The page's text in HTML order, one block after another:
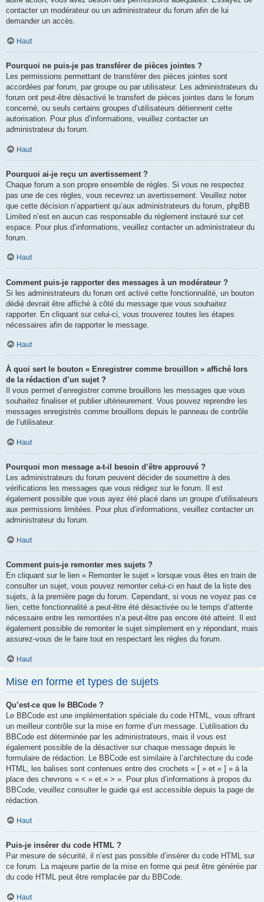
contacter un modérateur ou un administrateur du forum afin de lui
demander un accès.
Haut
Pourquoi ne puis-je pas transférer de pièces jointes ?
Les permissions permettant de transférer des pièces jointes sont
accordées par forum, par groupe ou par utilisateur. Les administrateurs du
forum ont peut-être désactivé le transfert de pièces jointes dans le forum
concerné, ou seuls certains groupes d’utilisateurs détiennent cette
autorisation. Pour plus d’informations, veuillez contacter un
administrateur du forum.
Haut
Pourquoi ai-je reçu un avertissement ?
Chaque forum a son propre ensemble de règles. Si vous ne respectez
pas une de ces règles, vous recevrez un avertissement. Veuillez noter
que cette décision n’appartient qu’aux administrateurs du forum, phpBB
Limited n’est en aucun cas responsable du règlement instauré sur cet
espace. Pour plus d’informations, veuillez contacter un administrateur du
forum.
Haut
Comment puis-je rapporter des messages à un modérateur ?
Si les administrateurs du forum ont activé cette fonctionnalité, un bouton
dédié devrait être affiché à côté du message que vous souhaitez
rapporter. En cliquant sur celui-ci, vous trouverez toutes les étapes
nécessaires afin de rapporter le message.
Haut
À quoi sert le bouton « Enregistrer comme brouillon » affiché lors
de la rédaction d’un sujet ?
Il vous permet d’enregistrer comme brouillons les messages que vous
souhaitez finaliser et publier ultérieurement. Vous pouvez reprendre les
messages enregistrés comme brouillons depuis le panneau de contrôle
de l’utilisateur.
Haut
Pourquoi mon message a-t-il besoin d’être approuvé ?
Les administrateurs du forum peuvent décider de soumettre à des
vérifications les messages que vous rédigez sur le forum. Il est
également possible que vous ayez été placé dans un groupe d’utilisateurs
aux permissions limitées. Pour plus d’informations, veuillez contacter un
administrateur du forum.
Haut
Comment puis-je remonter mes sujets ?
En cliquant sur le lien « Remonter le sujet » lorsque vous êtes en train de
consulter un sujet, vous pouvez remonter celui-ci en haut de la liste des
sujets, à la première page du forum. Cependant, si vous ne voyez pas ce
lien, cette fonctionnalité a peut-être été désactivée ou le temps d’attente
nécessaire entre les remontées n’a peut-être pas encore été atteint. Il est
également possible de remonter le sujet simplement en y répondant, mais
assurez-vous de le faire tout en respectant les règles du forum.
Haut
Mise en forme et types de sujets
Qu’est-ce que le BBCode ?
Le BBCode est une implémentation spéciale du code HTML, vous offrant
un meilleur contrôle sur la mise en forme d’un message. L’utilisation du
BBCode est déterminée par les administrateurs, mais il vous est
également possible de la désactiver sur chaque message depuis le
formulaire de rédaction. Le BBCode est similaire à l’architecture du code
HTML, les balises sont contenues entre des crochets « [ » et « ] » à la
place des chevrons « < » et « > ». Pour plus d’informations à propos du
BBCode, veuillez consulter le guide qui est accessible depuis la page de
rédaction.
Haut
Puis-je insérer du code HTML ?
Par mesure de sécurité, il n’est pas possible d’insérer du code HTML sur
ce forum. La majeure partie de la mise en forme qui peut être générée par
du code HTML peut être remplacée par du BBCode.
Haut